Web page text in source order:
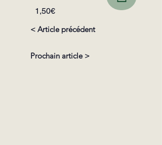
1,50€
< Article précédent
Prochain article >